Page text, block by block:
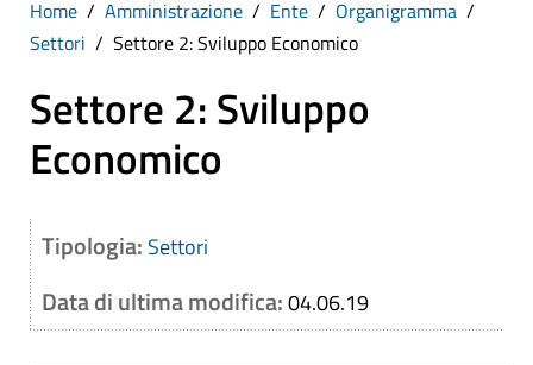
Home Amministrazione Ente
Organigramma
Settori
Settore 2: Sviluppo Economico
Settore 2: Sviluppo
Economico
Tipologia: Settori
Data di ultima modifica:04.06.19